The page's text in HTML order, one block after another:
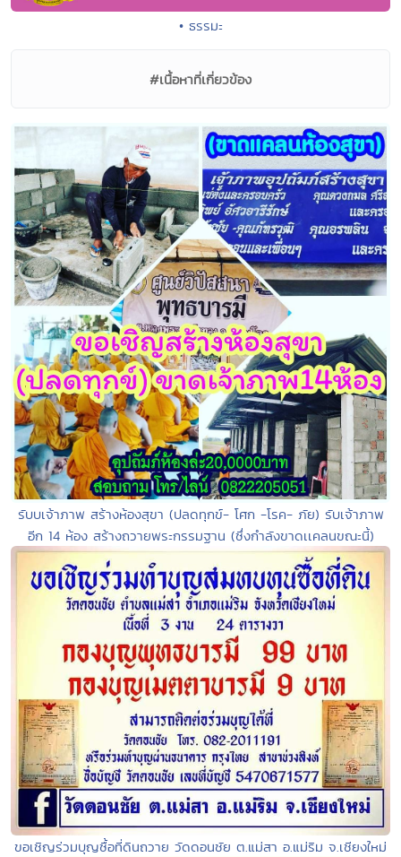
• ธรรมะ
#เนื้อหาที่เกี่ยวข้อง
รับบเจ้าภาพ สร้างห้องสุขา (ปลดทุกข์- โศก -โรค- ภัย) รับเจ้าภาพ
อีก 14 ห้อง สร้างถวายพระกรรมฐาน (ซึ่งกำลังขาดเเคลนขณะนี้)
ขอเชิญร่วมบุญซื้อที่ดินถวาย วัดดอนชัย ต.แม่สา อ.แม่ริม จ.เชียงใหม่